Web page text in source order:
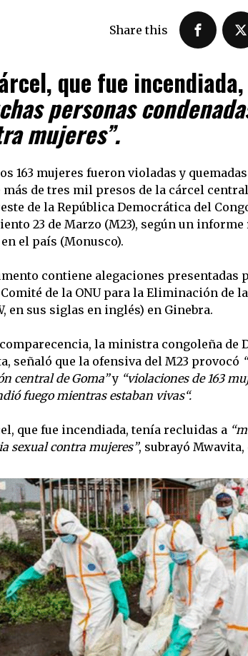
Share this
que fue
personas
mujeres”.
163 mujeres fueron violadas y
más de tres mil presos de la cárcel
de la República Democrática del
23 de Marzo (M23), según un
en el país (Monusco).
contiene alegaciones presentadas
de la ONU para la Eliminación de
en sus siglas en inglés) en Ginebra.
la ministra congoleña de
señaló que la ofensiva del M23 provocó
central de Goma”y “violaciones de 163
fuego mientras estaban vivas“.
que fue incendiada, tenía recluidas a
sexual contra mujeres”, subrayó